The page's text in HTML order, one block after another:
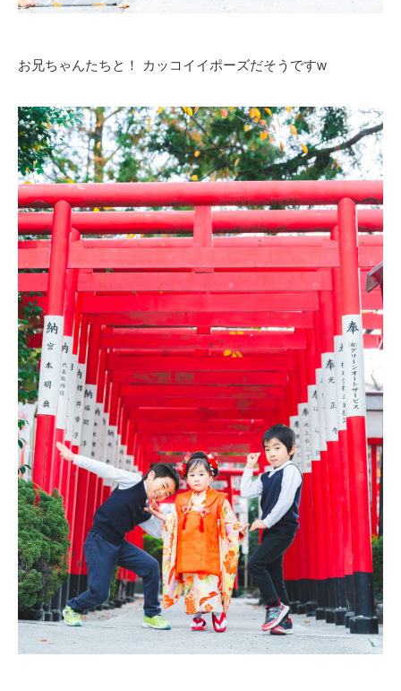
お兄ちゃんたちと！ カッコイイポーズだそうですw